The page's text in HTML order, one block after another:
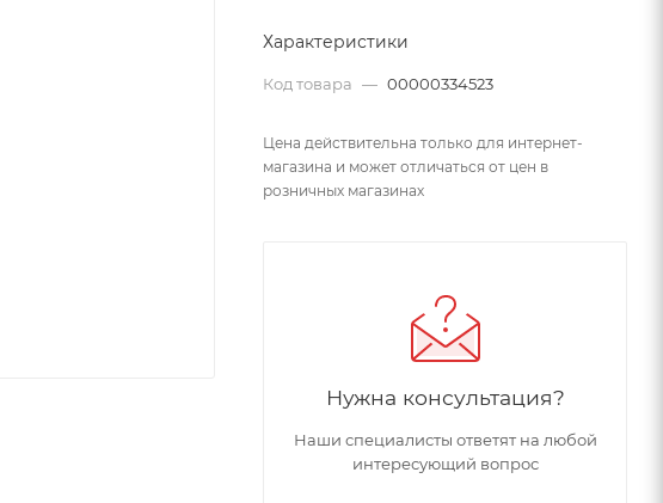
Характеристики
Код товара — 00000334523
Цена действительна только для интернет-
магазина и может отличаться от цен в
розничных магазинах
Нужна консультация?
Наши специалисты ответят на любой
интересующий вопрос